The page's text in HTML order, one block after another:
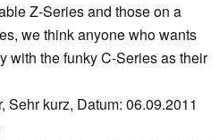
Z-Series and those on a
we think anyone who wants
with the funky C-Series as their
Sehr kurz, Datum: 06.09.2011